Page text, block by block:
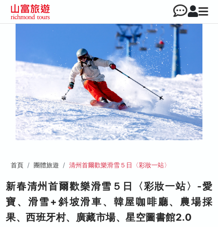
首頁 團體旅遊 清州首爾歡樂滑雪５日〈彩妝一站〉
新春清州首爾歡樂滑雪５日〈彩妝一站〉-愛
寶、滑雪+斜坡滑車、韓屋咖啡廳、農場採
果、西班牙村、廣藏市場、星空圖書館2.0